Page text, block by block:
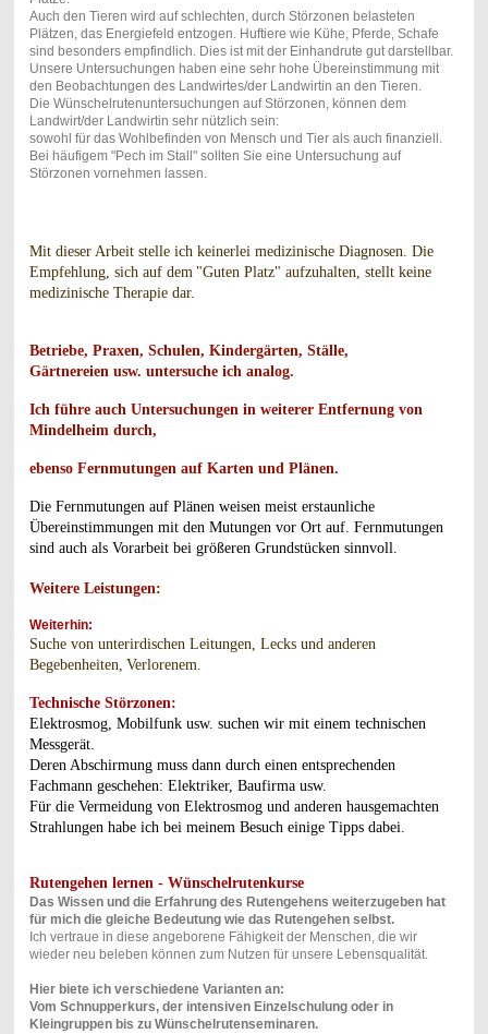
Auch den Tieren wird auf schlechten, durch Störzonen belasteten
Plätzen, das Energiefeld entzogen. Huftiere wie Kühe, Pferde, Schafe
sind besonders empfindlich. Dies ist mit der Einhandrute gut darstellbar.
Unsere Untersuchungen haben eine sehr hohe Übereinstimmung mit
den Beobachtungen des Landwirtes/der Landwirtin an den Tieren.
Die Wünschelrutenuntersuchungen auf Störzonen, können dem
Landwirt/der Landwirtin sehr nützlich sein:
sowohl für das Wohlbefinden von Mensch und Tier als auch finanziell.
Bei häufigem "Pech im Stall" sollten Sie eine Untersuchung auf
Störzonen vornehmen lassen.
Mit dieser Arbeit stelle ich keinerlei medizinische Diagnosen. Die
Empfehlung, sich auf dem "Guten Platz" aufzuhalten, stellt keine
medizinische Therapie dar.
Betriebe, Praxen, Schulen, Kindergärten, Ställe,
Gärtnereien usw. untersuche ich analog.
Ich führe auch Untersuchungen in weiterer Entfernung von
Mindelheim durch,
ebenso Fernmutungen auf Karten und Plänen.
Die Fernmutungen auf Plänen weisen meist erstaunliche
Übereinstimmungen mit den Mutungen vor Ort auf. Fernmutungen
sind auch als Vorarbeit bei größeren Grundstücken sinnvoll.
Weitere Leistungen:
Weiterhin:
Suche von unterirdischen Leitungen, Lecks und anderen
Begebenheiten, Verlorenem.
Technische Störzonen:
Elektrosmog, Mobilfunk usw. suchen wir mit einem technischen
Messgerät.
Deren Abschirmung muss dann durch einen entsprechenden
Fachmann geschehen: Elektriker, Baufirma usw.
Für die Vermeidung von Elektrosmog und anderen hausgemachten
Strahlungen habe ich bei meinem Besuch einige Tipps dabei.
Rutengehen lernen - Wünschelrutenkurse
Das Wissen und die Erfahrung des Rutengehens weiterzugeben hat
für mich die gleiche Bedeutung wie das Rutengehen selbst.
Ich vertraue in diese angeborene Fähigkeit der Menschen, die wir
wieder neu beleben können zum Nutzen für unsere Lebensqualität.
Hier biete ich verschiedene Varianten an:
Vom Schnupperkurs, der intensiven Einzelschulung oder in
Kleingruppen bis zu Wünschelrutenseminaren.